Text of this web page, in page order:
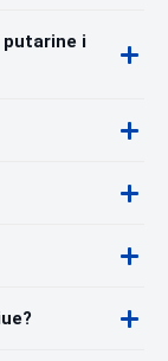
putarine i